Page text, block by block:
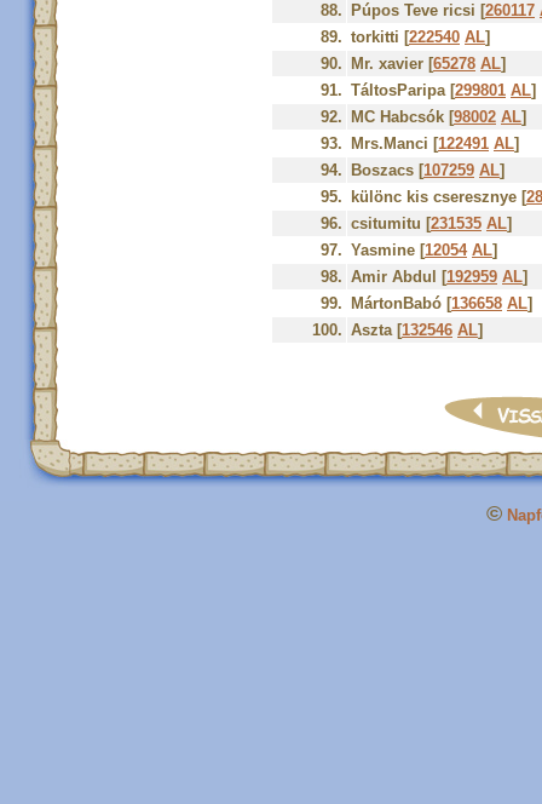
88.
Púpos Teve ricsi [260117
89. torkitti [222540 AL]
90.
Mr. xavier [65278 AL]
91. TáltosParipa [299801 AL]
92.
MC Habcsók [98002 AL]
93.
Mrs.Manci [122491 AL]
94.
Boszacs [107259 AL]
95.
különc kis cseresznye [
96. csitumitu [231535 AL]
97. Yasmine [12054 AL]
98. Amir Abdul [192959 AL]
99.
MártonBabó [136658 AL]
100. Aszta [132546 AL]
©